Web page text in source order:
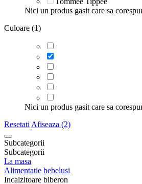
Nici un produs gasit care sa
Culoare (1)
Nici un produs gasit care sa
Resetati Afiseaza (2)
Subcategorii
Subcategorii
La masa
Alimentatie bebelusi
Incalzitoare biberon